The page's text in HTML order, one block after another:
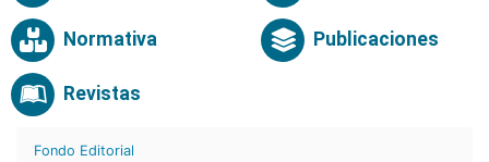
Normativa Publicaciones
Revistas
Fondo Editorial